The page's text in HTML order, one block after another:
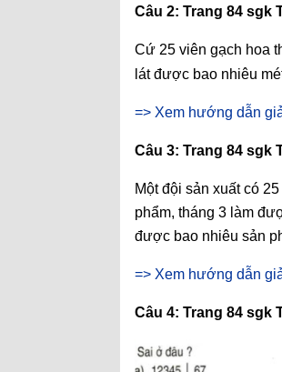
Câu 2: Trang 84 sgk
Cứ 25 viên gạch hoa
lát được bao nhiêu
=> Xem hướng dẫn
Câu 3: Trang 84 sgk
Một đội sản xuất có
phẩm, tháng 3 làm
được bao nhiêu sản
=> Xem hướng dẫn
Câu 4: Trang 84 sgk